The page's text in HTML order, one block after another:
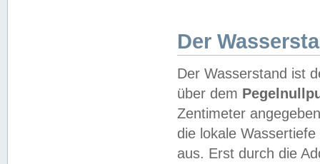
Der
Der Wasserstand ist
über dem
Zentimeter
die lokale
aus. Erst durch die